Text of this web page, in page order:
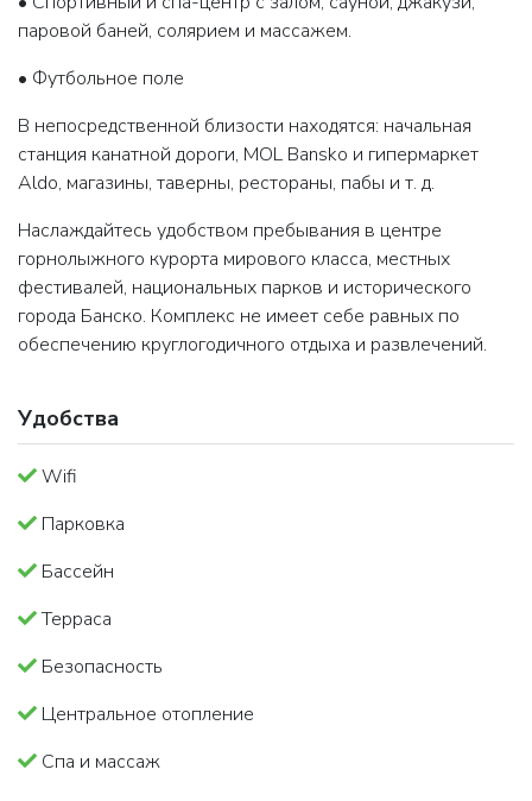
паровой баней, солярием и массажем.
• Футбольное поле
В непосредственной близости находятся: начальная
станция канатной дороги, MOL Bansko и гипермаркет
Aldo, магазины, таверны, рестораны, пабы и т. д.
Наслаждайтесь удобством пребывания в центре
горнолыжного курорта мирового класса, местных
фестивалей, национальных парков и исторического
города Банско. Комплекс не имеет себе равных по
обеспечению круглогодичного отдыха и развлечений.
Удобства
Wifi
Парковка
Бассейн
Терраса
Безопасность
Центральное отопление
Спа и массаж